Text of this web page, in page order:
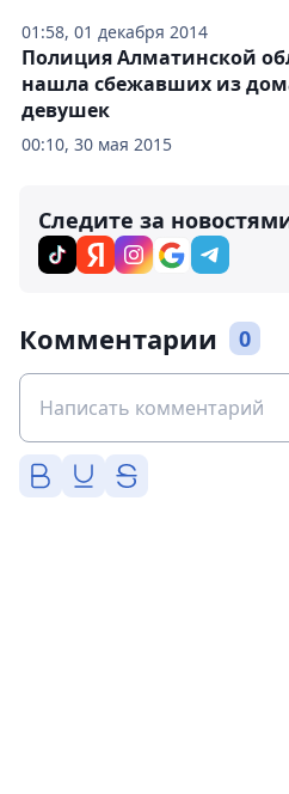
01:58, 01 декабря 2014
00:10, 30 мая 2015
Полиция Алматинской
нашла сбежавших из
девушек
Следите за
Комментарии 0